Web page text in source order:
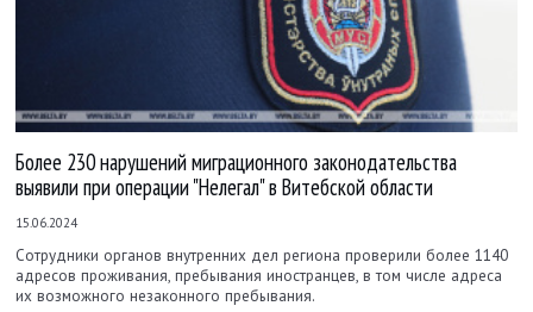
Более 230 нарушений миграционного законодательства
выявили при операции "Нелегал" в Витебской области
15.06.2024
Сотрудники органов внутренних дел региона проверили более 1140
адресов проживания, пребывания иностранцев, в том числе адреса
их возможного незаконного пребывания.